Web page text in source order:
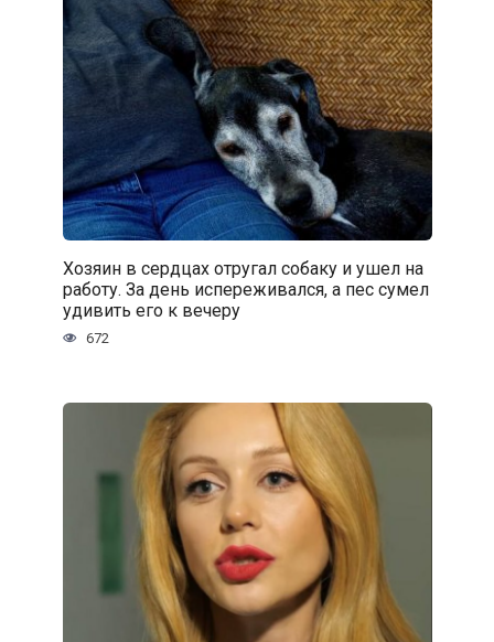
Хозяин в сердцах отругал собаку и ушел на
работу. За день испереживался, а пес сумел
удивить его к вечеру
672